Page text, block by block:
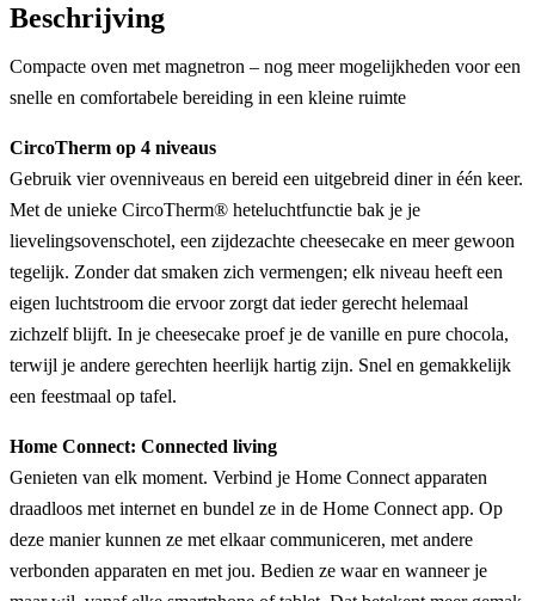
Beschrijving
Compacte oven met magnetron – nog meer mogelijkheden voor een
snelle en comfortabele bereiding in een kleine ruimte
CircoTherm op 4 niveaus
Gebruik vier ovenniveaus en bereid een uitgebreid diner in één keer.
Met de unieke CircoTherm® heteluchtfunctie bak je je
lievelingsovenschotel, een zijdezachte cheesecake en meer gewoon
tegelijk. Zonder dat smaken zich vermengen; elk niveau heeft een
eigen luchtstroom die ervoor zorgt dat ieder gerecht helemaal
zichzelf blijft. In je cheesecake proef je de vanille en pure chocola,
terwijl je andere gerechten heerlijk hartig zijn. Snel en gemakkelijk
een feestmaal op tafel.
Home Connect: Connected living
Genieten van elk moment. Verbind je Home Connect apparaten
draadloos met internet en bundel ze in de Home Connect app. Op
deze manier kunnen ze met elkaar communiceren, met andere
verbonden apparaten en met jou. Bedien ze waar en wanneer je